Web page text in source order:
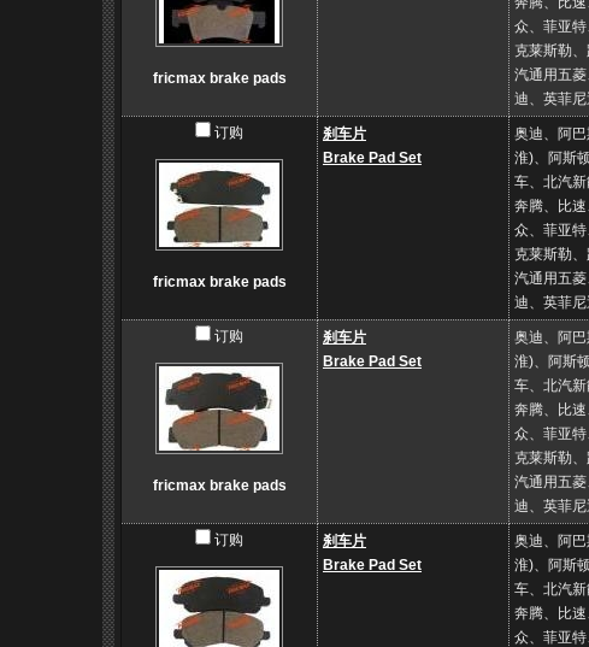
fricmax brake pads
众、菲亚
克莱斯勒
汽通用五
迪、英菲尼
订购
fricmax brake pads
刹车片
Brake Pad Set
奥迪、阿
淮)、阿斯
车、北汽
奔腾、比
众、菲亚
克莱斯勒
汽通用五
迪、英菲尼
订购
fricmax brake pads
刹车片
Brake Pad Set
奥迪、阿
淮)、阿斯
车、北汽
奔腾、比
众、菲亚
克莱斯勒
汽通用五
迪、英菲尼
订购
刹车片
Brake Pad Set
奥迪、阿
淮)、阿斯
车、北汽
奔腾、比
众、菲亚